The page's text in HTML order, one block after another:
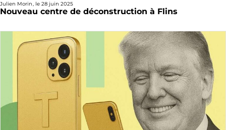
Julien Morin, le 28 juin 2025
Nouveau centre de déconstruction à Flins